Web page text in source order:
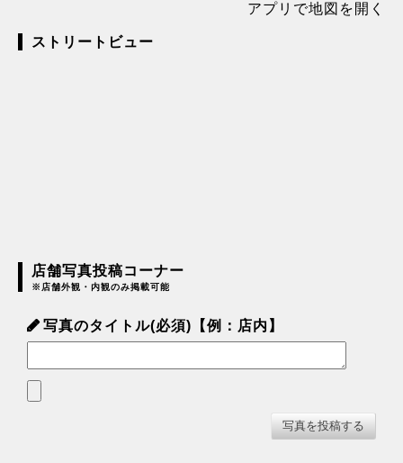
アプリで地図を開く
ストリートビュー
店舗写真投稿コーナー
※店舗外観・内観のみ掲載可能
写真のタイトル(必須)【例：店内】